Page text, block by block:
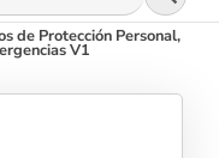
de Protección Personal,
V1